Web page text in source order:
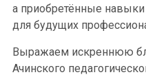
а приобретённые
для будущих
Выражаем искреннюю
Ачинского